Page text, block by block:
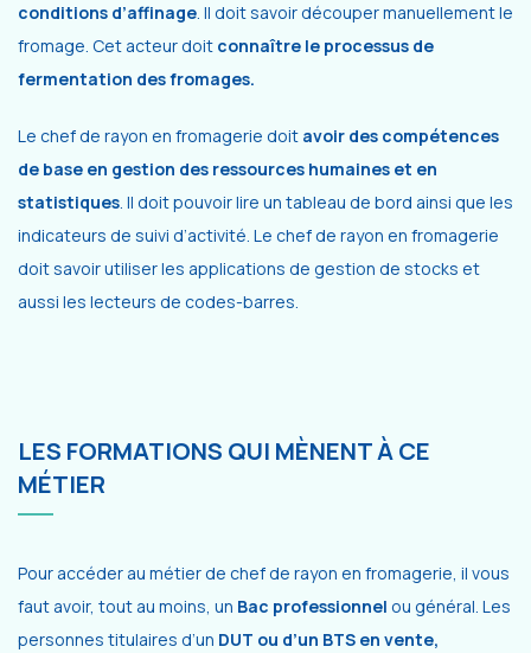
conditions d’affinage. Il doit savoir découper manuellement le
fromage. Cet acteur doit connaître le processus de
fermentation des fromages.
Le chef de rayon en fromagerie doit avoir des compétences
de base en gestion des ressources humaines et en
statistiques. Il doit pouvoir lire un tableau de bord ainsi que les
indicateurs de suivi d’activité. Le chef de rayon en fromagerie
doit savoir utiliser les applications de gestion de stocks et
aussi les lecteurs de codes-barres.
LES FORMATIONS QUI MÈNENT À CE
MÉTIER
Pour accéder au métier de chef de rayon en fromagerie, il vous
faut avoir, tout au moins, un Bac professionnel ou général. Les
personnes titulaires d’un DUT ou d’un BTS en vente,